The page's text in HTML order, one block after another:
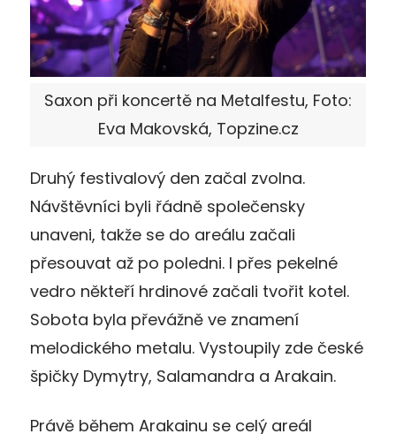
Saxon při koncertě na Metalfestu, Foto:
Eva Makovská, Topzine.cz
Druhý festivalový den začal zvolna.
Návštěvníci byli řádně společensky
unaveni, takže se do areálu začali
přesouvat až po poledni. I přes pekelné
vedro někteří hrdinové začali tvořit kotel.
Sobota byla převážně ve znamení
melodického metalu. Vystoupily zde české
špičky Dymytry, Salamandra a Arakain.
Právě během Arakainu se celý areál